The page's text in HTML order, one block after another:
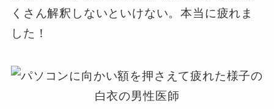
くさん解釈しないといけない。本当に疲れま
した！